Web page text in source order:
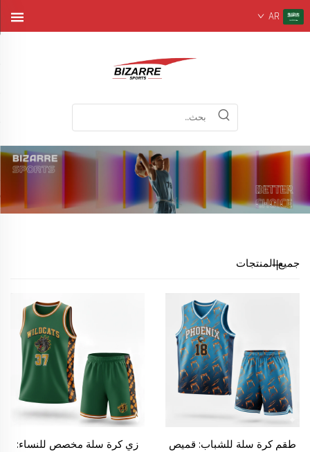
AR
جميع المنتجات
طقم كرة سلة للشباب: قميص
زي كرة سلة مخصص للنساء: